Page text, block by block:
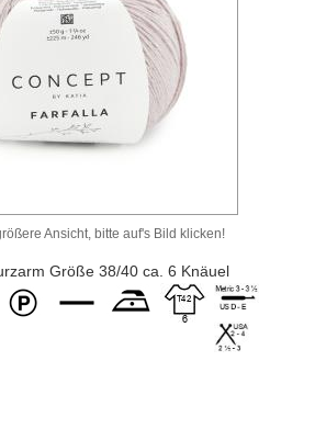
Ansicht, bitte auf's Bild klicken!
Größe 38/40 ca. 6 Knäuel